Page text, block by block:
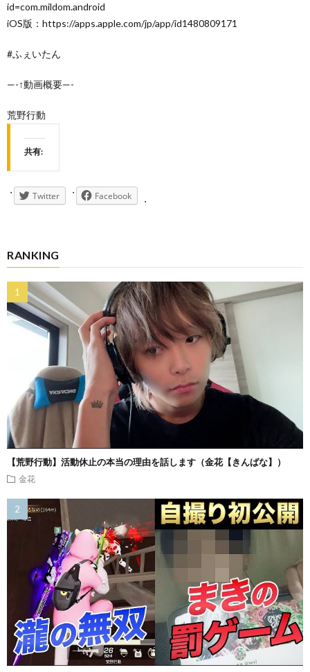
id=com.mildom.android
iOS版：https://apps.apple.com/jp/app/id1480809171
#ふぇいたん
—-↑動画概要—-
荒野行動
共有:
Twitter Facebook
RANKING
【荒野行動】活動休止の本当の理由を話します（金花【きんばな】）
金花